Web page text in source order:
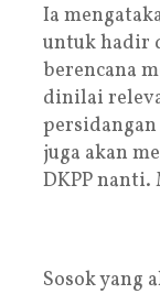
Ia
untuk hadir
berencana
dinilai
persidangan
juga akan
DKPP nanti.
Sosok yang